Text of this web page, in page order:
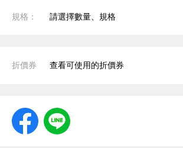
規格： 請選擇數量、規格
折價券 查看可使用的折價券